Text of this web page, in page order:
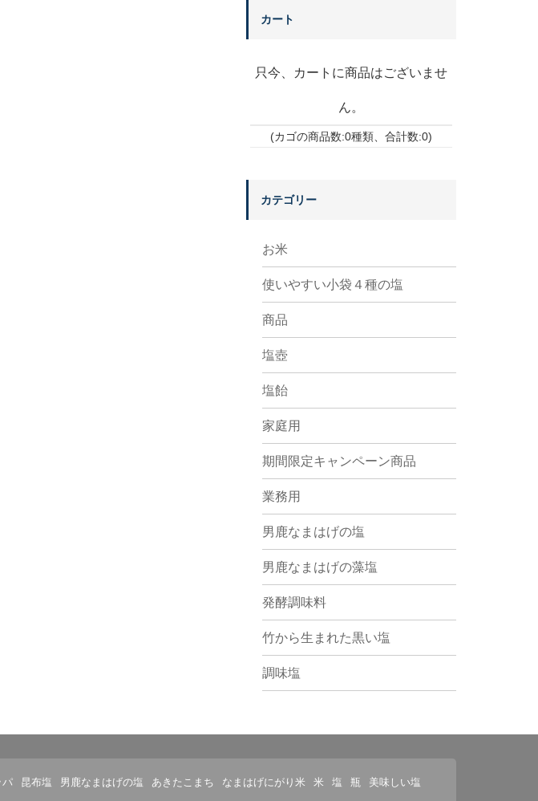
カート
只今、カートに商品はございませ
ん。
(カゴの商品数:0種類、合計数:0)
カテゴリー
お米
使いやすい小袋４種の塩
商品
塩壺
塩飴
家庭用
期間限定キャンペーン商品
業務用
男鹿なまはげの塩
男鹿なまはげの藻塩
発酵調味料
竹から生まれた黒い塩
調味塩
パ 昆布塩 男鹿なまはげの塩 あきたこまち なまはげにがり米 米 塩 瓶 美味しい塩